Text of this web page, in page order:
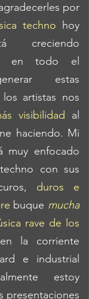
por
techno hoy
en todo el
estas
artistas nos
visibilidad
al
haciendo. Mi
muy enfocado
con sus
duros e
buque mucha
rave de los
la corriente
e industrial
estoy